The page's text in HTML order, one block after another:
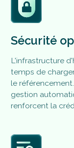
Sécurité
L'infrastructure
temps de
le
gestion
renforcent la